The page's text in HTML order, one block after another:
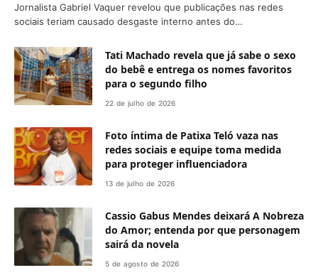
Jornalista Gabriel Vaquer revelou que publicações nas redes
sociais teriam causado desgaste interno antes do…
Tati Machado revela que já sabe o sexo
do bebê e entrega os nomes favoritos
para o segundo filho
22 de julho de 2026
Foto íntima de Patixa Teló vaza nas
redes sociais e equipe toma medida
para proteger influenciadora
13 de julho de 2026
Cassio Gabus Mendes deixará A Nobreza
do Amor; entenda por que personagem
sairá da novela
5 de agosto de 2026